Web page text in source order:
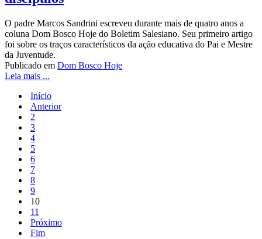
O padre Marcos Sandrini escreveu durante mais de quatro anos a
coluna Dom Bosco Hoje do Boletim Salesiano. Seu primeiro artigo
foi sobre os traços característicos da ação educativa do Pai e Mestre
da Juventude.
Publicado em Dom Bosco Hoje
Leia mais ...
Início
Anterior
2
3
4
5
6
7
8
9
10
11
Próximo
Fim